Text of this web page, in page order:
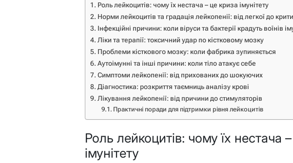
Роль лейкоцитів: чому їх нестача – це криза імунітету
Норми лейкоцитів та градація лейкопенії: від легкої до
Інфекційні причини: коли віруси та бактерії крадуть воїнів
Ліки та терапії: токсичний удар по кістковому мозку
Проблеми кісткового мозку: коли фабрика зупиняється
Аутоімунні та інші причини: коли тіло атакує себе
Симптоми лейкопенії: від прихованих до шокуючих
Діагностика: розкриття таємниць аналізу крові
Лікування лейкопенії: від причини до стимуляторів
Практичні поради для підтримки рівня лейкоцитів
Роль лейкоцитів: чому їх нестача
імунітету